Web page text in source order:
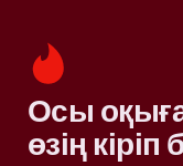
Осы
өзің кіріп